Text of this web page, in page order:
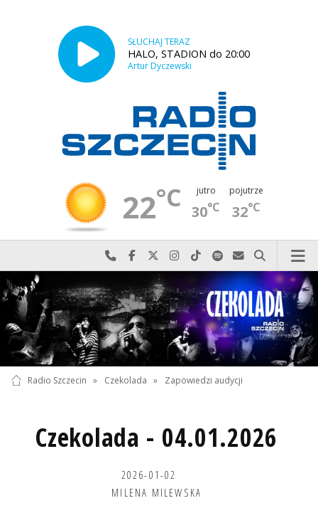
SŁUCHAJ TERAZ
HALO, STADION do 20:00
Artur Dyczewski
22°C jutro
30°C
pojutrze
32°C
Najlepiej po prostu do nas zadzwoń
Odwiedź nas na Facebook-u
Odwiedź nas na X
Odwiedź nas na Instagram-ie
Odwiedź nas na TikTok-u
Szukaj nas na Spotify
Wyślij do nas
Szukaj
Radio Szczecin » Czekolada » Zapowiedzi audycji
Czekolada - 04.01.2026
2026-01-02
MILENA MILEWSKA